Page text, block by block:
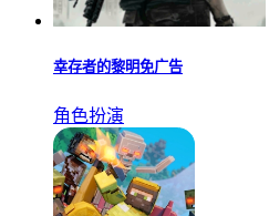
最终幻想6像素重制版